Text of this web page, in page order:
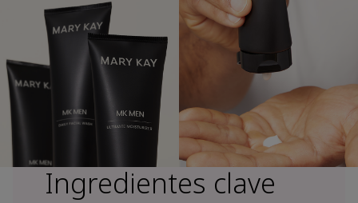
Ingredientes clave